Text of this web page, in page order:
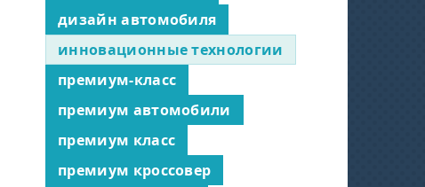
дизайн автомобиля
инновационные технологии
премиум-класс
премиум автомобили
премиум класс
премиум кроссовер